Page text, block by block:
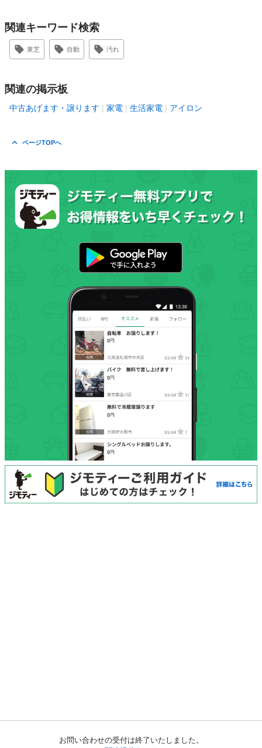
お問い合わせの受付は終了いたしました。
関連キーワード検索
東芝 自動 汚れ
関連の掲示板
中古あげます・譲ります 家電 生活家電 アイロン
ページTOPへ